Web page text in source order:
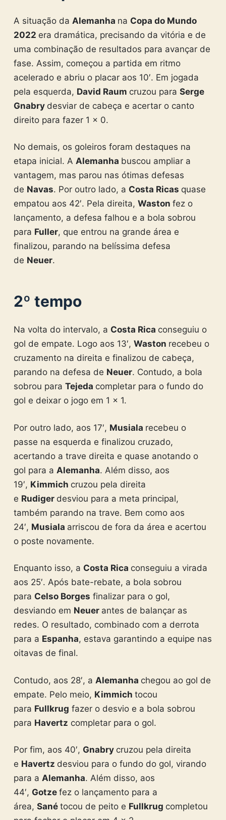
A situação da Alemanha na Copa do Mundo
2022 era dramática, precisando da vitória e de
uma combinação de resultados para avançar de
fase. Assim, começou a partida em ritmo
acelerado e abriu o placar aos 10′. Em jogada
pela esquerda, David Raum cruzou para Serge
Gnabry desviar de cabeça e acertar o canto
direito para fazer 1 x 0.
No demais, os goleiros foram destaques na
etapa inicial. A Alemanha buscou ampliar a
vantagem, mas parou nas ótimas defesas
de Navas. Por outro lado, a Costa Ricas quase
empatou aos 42′. Pela direita, Waston fez o
lançamento, a defesa falhou e a bola sobrou
para Fuller, que entrou na grande área e
finalizou, parando na belíssima defesa
de Neuer.
2º tempo
Na volta do intervalo, a Costa Rica conseguiu o
gol de empate. Logo aos 13′, Waston recebeu o
cruzamento na direita e finalizou de cabeça,
parando na defesa de Neuer. Contudo, a bola
sobrou para Tejeda completar para o fundo do
gol e deixar o jogo em 1 x 1.
Por outro lado, aos 17′, Musiala recebeu o
passe na esquerda e finalizou cruzado,
acertando a trave direita e quase anotando o
gol para a Alemanha. Além disso, aos
19′, Kimmich cruzou pela direita
e Rudiger desviou para a meta principal,
também parando na trave. Bem como aos
24′, Musiala arriscou de fora da área e acertou
o poste novamente.
Enquanto isso, a Costa Rica conseguiu a virada
aos 25′. Após bate-rebate, a bola sobrou
para Celso Borges finalizar para o gol,
desviando em Neuer antes de balançar as
redes. O resultado, combinado com a derrota
para a Espanha, estava garantindo a equipe nas
oitavas de final.
Contudo, aos 28′, a Alemanha chegou ao gol de
empate. Pelo meio, Kimmich tocou
para Fullkrug fazer o desvio e a bola sobrou
para Havertz completar para o gol.
Por fim, aos 40′, Gnabry cruzou pela direita
e Havertz desviou para o fundo do gol, virando
para a Alemanha. Além disso, aos
44′, Gotze fez o lançamento para a
área, Sané tocou de peito e Fullkrug completou